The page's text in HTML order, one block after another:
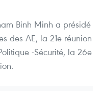
Binh Minh a présidé
des AE, la 21e réunion
-Sécurité, la 26e